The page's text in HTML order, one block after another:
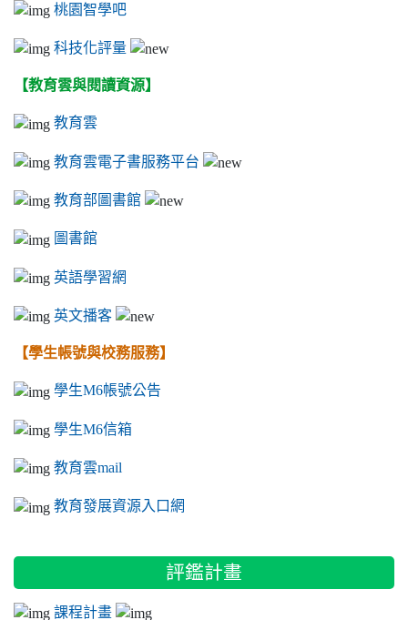
桃園智學吧
科技化評量
【教育雲與閱讀資源】
教育雲
教育雲電子書服務平台
教育部圖書館
圖書館
英語學習網
英文播客
【學生帳號與校務服務】
學生M6帳號公告
學生M6信箱
教育雲mail
教育發展資源入口網
評鑑計畫
課程計畫